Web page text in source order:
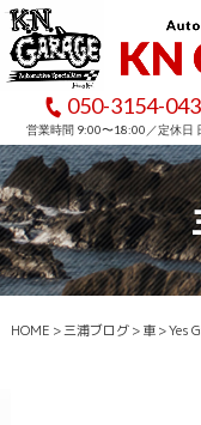
050-3154-
営業時間 9:00〜18:00／定休日
HOME >三浦ブログ>車>Yes